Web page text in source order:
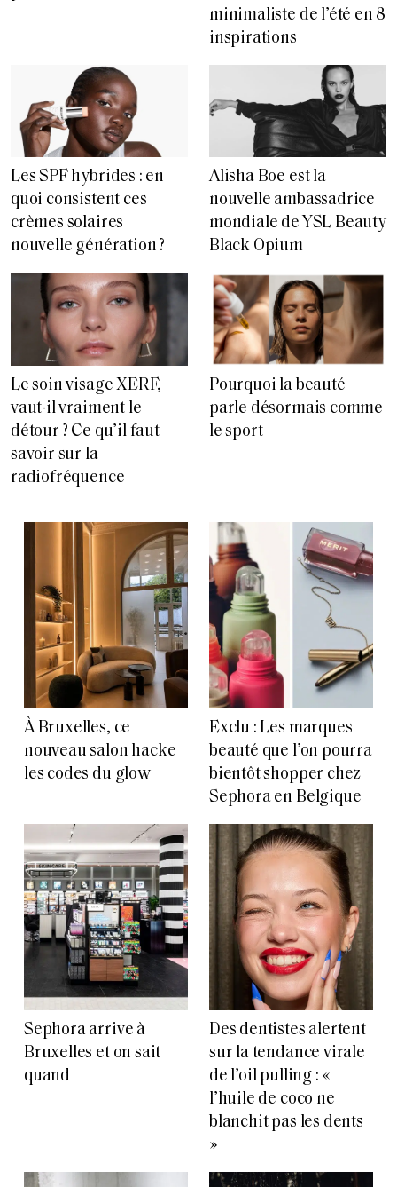
minimaliste de l’été en 8
inspirations
Les SPF hybrides : en
quoi consistent ces
crèmes solaires
nouvelle génération ?
Alisha Boe est la
nouvelle ambassadrice
mondiale de YSL Beauty
Black Opium
Le soin visage XERF,
vaut-il vraiment le
détour ? Ce qu’il faut
savoir sur la
radiofréquence
Pourquoi la beauté
parle désormais comme
le sport
À Bruxelles, ce
nouveau salon hacke
les codes du glow
Exclu : Les marques
beauté que l’on pourra
bientôt shopper chez
Sephora en Belgique
Sephora arrive à
Bruxelles et on sait
quand
Des dentistes alertent
sur la tendance virale
de l’oil pulling : «
l’huile de coco ne
blanchit pas les dents
»